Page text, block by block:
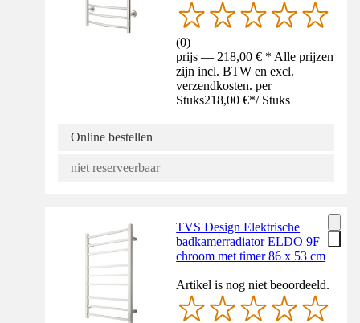
(0)
prijs — 218,00 € * Alle prijzen
zijn incl. BTW en excl.
verzendkosten. per
Stuks218,00 €*/ Stuks
Online bestellen
niet reserveerbaar
TVS Design Elektrische
badkamerradiator ELDO 9F
chroom met timer 86 x 53 cm
Artikel is nog niet beoordeeld.